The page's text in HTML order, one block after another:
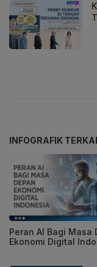
INFOGRAFIK
Peran AI Bagi Masa
Ekonomi Digital